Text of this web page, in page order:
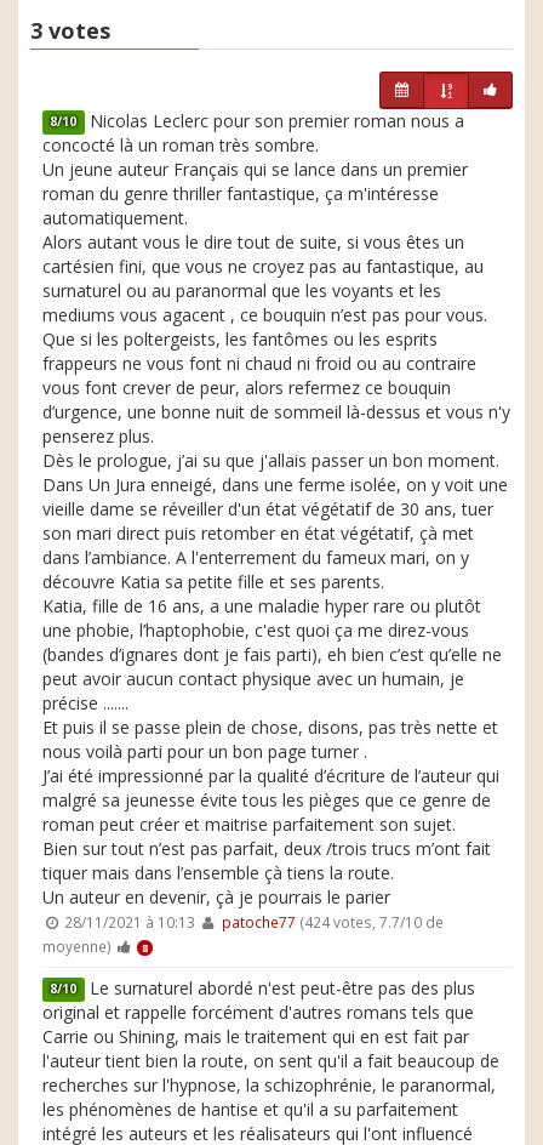
3 votes
8/10 Nicolas Leclerc pour son premier roman nous a
concocté là un roman très sombre.
Un jeune auteur Français qui se lance dans un premier
roman du genre thriller fantastique, ça m'intéresse
automatiquement.
Alors autant vous le dire tout de suite, si vous êtes un
cartésien fini, que vous ne croyez pas au fantastique, au
surnaturel ou au paranormal que les voyants et les
mediums vous agacent , ce bouquin n’est pas pour vous.
Que si les poltergeists, les fantômes ou les esprits
frappeurs ne vous font ni chaud ni froid ou au contraire
vous font crever de peur, alors refermez ce bouquin
d’urgence, une bonne nuit de sommeil là-dessus et vous n'y
penserez plus.
Dès le prologue, j’ai su que j'allais passer un bon moment.
Dans Un Jura enneigé, dans une ferme isolée, on y voit une
vieille dame se réveiller d'un état végétatif de 30 ans, tuer
son mari direct puis retomber en état végétatif, çà met
dans l’ambiance. A l'enterrement du fameux mari, on y
découvre Katia sa petite fille et ses parents.
Katia, fille de 16 ans, a une maladie hyper rare ou plutôt
une phobie, l’haptophobie, c'est quoi ça me direz-vous
(bandes d’ignares dont je fais parti), eh bien c’est qu’elle ne
peut avoir aucun contact physique avec un humain, je
précise .......
Et puis il se passe plein de chose, disons, pas très nette et
nous voilà parti pour un bon page turner .
J’ai été impressionné par la qualité d’écriture de l’auteur qui
malgré sa jeunesse évite tous les pièges que ce genre de
roman peut créer et maitrise parfaitement son sujet.
Bien sur tout n’est pas parfait, deux /trois trucs m’ont fait
tiquer mais dans l’ensemble çà tiens la route.
Un auteur en devenir, çà je pourrais le parier
28/11/2021 à 10:13 patoche77 (424 votes, 7.7/10 de
moyenne)
8
8/10 Le surnaturel abordé n'est peut-être pas des plus
original et rappelle forcément d'autres romans tels que
Carrie ou Shining, mais le traitement qui en est fait par
l'auteur tient bien la route, on sent qu'il a fait beaucoup de
recherches sur l'hypnose, la schizophrénie, le paranormal,
les phénomènes de hantise et qu'il a su parfaitement
intégré les auteurs et les réalisateurs qui l'ont influencé